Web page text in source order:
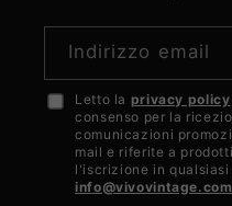
Indirizzo email
Accetto
privacy
policy
Letto la privacy policy
consenso per la
comunicazioni
mail e riferite a
l'iscrizione in
info@vivovintage.com